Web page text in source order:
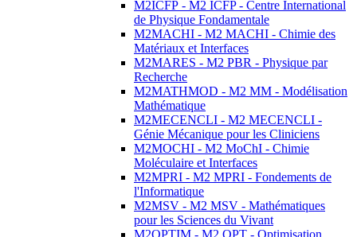
M2ICFP - M2 ICFP - Centre International
de Physique Fondamentale
M2MACHI - M2 MACHI - Chimie des
Matériaux et Interfaces
M2MARES - M2 PBR - Physique par
Recherche
M2MATHMOD - M2 MM - Modélisation
Mathématique
M2MECENCLI - M2 MECENCLI -
Génie Mécanique pour les Cliniciens
M2MOCHI - M2 MoChI - Chimie
Moléculaire et Interfaces
M2MPRI - M2 MPRI - Fondements de
l'Informatique
M2MSV - M2 MSV - Mathématiques
pour les Sciences du Vivant
M2OPTIM - M2 OPT - Optimisation